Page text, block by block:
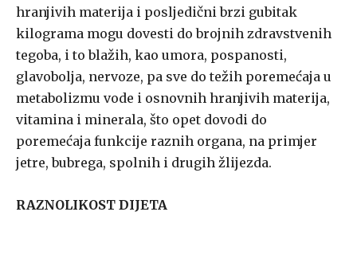
hranjivih materija i posljedični brzi gubitak
kilograma mogu dovesti do brojnih zdravstvenih
tegoba, i to blažih, kao umora, pospanosti,
glavobolja, nervoze, pa sve do težih poremećaja u
metabolizmu vode i osnovnih hranjivih materija,
vitamina i minerala, što opet dovodi do
poremećaja funkcije raznih organa, na primjer
jetre, bubrega, spolnih i drugih žlijezda.
RAZNOLIKOST DIJETA